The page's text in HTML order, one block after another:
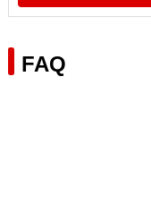
FAQ